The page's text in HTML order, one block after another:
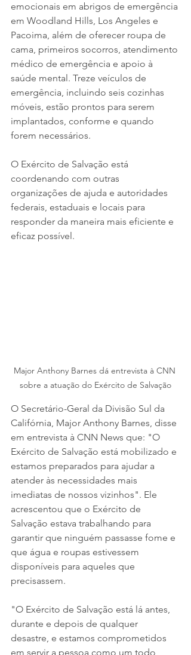
emocionais em abrigos de emergência
em Woodland Hills, Los Angeles e
Pacoima, além de oferecer roupa de
cama, primeiros socorros, atendimento
médico de emergência e apoio à
saúde mental. Treze veículos de
emergência, incluindo seis cozinhas
móveis, estão prontos para serem
implantados, conforme e quando
forem necessários.
O Exército de Salvação está
coordenando com outras
organizações de ajuda e autoridades
federais, estaduais e locais para
responder da maneira mais eficiente e
eficaz possível.
Major Anthony Barnes dá entrevista à CNN
sobre a atuação do Exército de Salvação
O Secretário-Geral da Divisão Sul da
Califórnia, Major Anthony Barnes, disse
em entrevista à CNN News que: "O
Exército de Salvação está mobilizado e
estamos preparados para ajudar a
atender às necessidades mais
imediatas de nossos vizinhos". Ele
acrescentou que o Exército de
Salvação estava trabalhando para
garantir que ninguém passasse fome e
que água e roupas estivessem
disponíveis para aqueles que
precisassem.
"O Exército de Salvação está lá antes,
durante e depois de qualquer
desastre, e estamos comprometidos
em servir a pessoa como um todo,